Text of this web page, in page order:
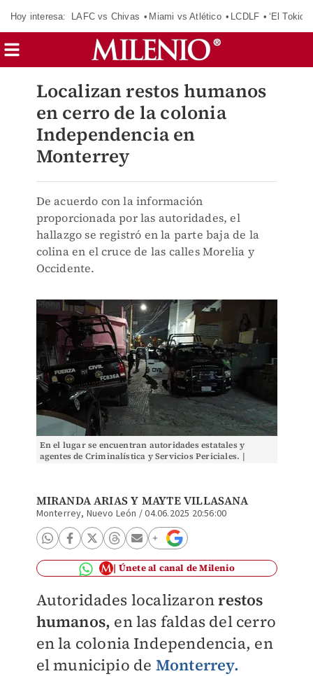
Hoy interesa: LAFC vs Chivas Miami vs Atlético LCDLF ‘El Tokio’
Localizan restos humanos
en cerro de la colonia
Independencia en
Monterrey
De acuerdo con la información
proporcionada por las autoridades, el
hallazgo se registró en la parte baja de la
colina en el cruce de las calles Morelia y
Occidente.
En el lugar se encuentran autoridades estatales y
agentes de Criminalística y Servicios Periciales. |
MIRANDA ARIASY MAYTE VILLASANA
Monterrey, Nuevo León /04.06.2025 20:56:00
Únete al canal de Milenio
Autoridades localizaronrestos
humanos, en las faldas del cerro
en la colonia Independencia, en
el municipio de Monterrey.